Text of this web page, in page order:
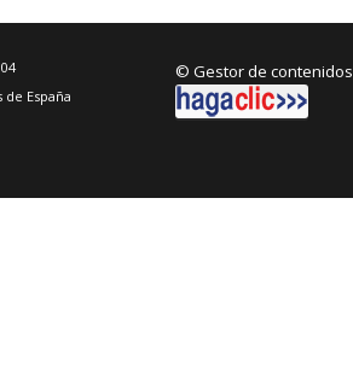
España
© Gestor de contenidos